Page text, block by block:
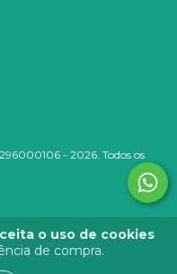
o uso de cookies
de compra.
- 2026. Todos os